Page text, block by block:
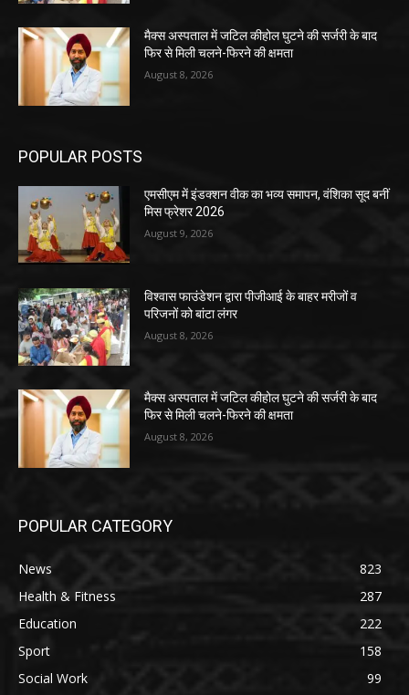
मैक्स अस्पताल में जटिल कीहोल घुटने की सर्जरी के बाद
फिर से मिली चलने-फिरने की क्षमता
August 8, 2026
POPULAR POSTS
एमसीएम में इंडक्शन वीक का भव्य समापन, वंशिका सूद बनीं
मिस फ्रेशर 2026
August 9, 2026
विश्वास फाउंडेशन द्वारा पीजीआई के बाहर मरीजों व
परिजनों को बांटा लंगर
August 8, 2026
मैक्स अस्पताल में जटिल कीहोल घुटने की सर्जरी के बाद
फिर से मिली चलने-फिरने की क्षमता
August 8, 2026
POPULAR CATEGORY
News
823
Health & Fitness
287
Education
222
Sport
158
Social Work
99